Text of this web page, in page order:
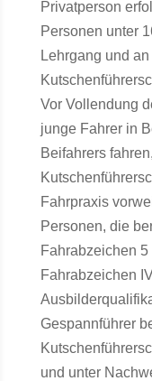
Privatperson
Personen unter
Lehrgang und
Vor Vollendung
junge Fahrer in
Beifahrers
Fahrpraxis
Personen, die
Fahrabzeichen
Fahrabzeichen
Gespannführer
und unter